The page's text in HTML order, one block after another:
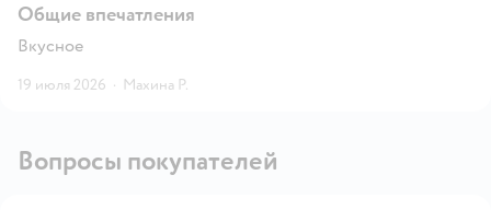
Общие впечатления
Вкусное
19 июля 2026 · Махина Р.
Вопросы покупателей